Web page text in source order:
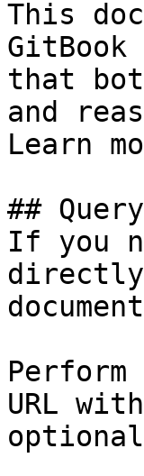
This
that
and
Learn
##
If you
Perform
URL